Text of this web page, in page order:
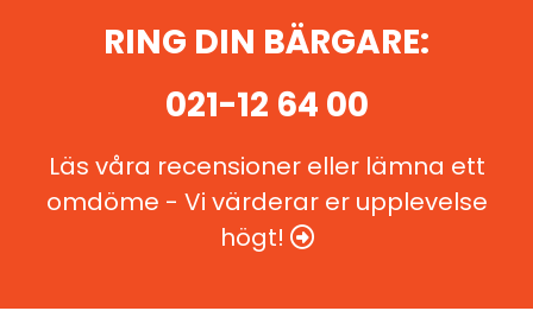
RING DIN BÄRGARE:
021-12 64 00
Läs våra recensioner eller lämna ett
omdöme - Vi värderar er upplevelse
högt! 